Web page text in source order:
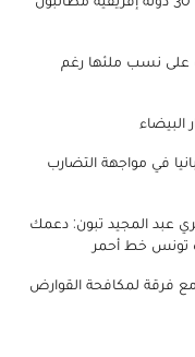
نسب ملئها رغم
البيضاء
في مواجهة التضارب
عبد المجيد تبون: دعمك
تونس خط أحمر
فرقة لمكافحة القوارض